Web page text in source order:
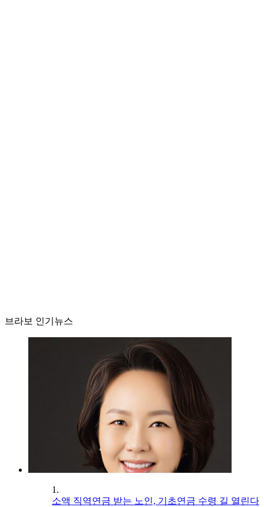
브라보 인기뉴스
1.
소액 직역연금 받는 노인, 기초연금 수령 길 열린다